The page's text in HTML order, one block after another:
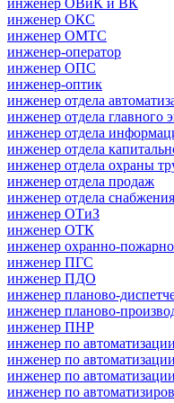
инженер ОКС
инженер ОМТС
инженер-оператор
инженер ОПС
инженер-оптик
инженер отдела
инженер отдела главного
инженер отдела
инженер отдела
инженер отдела охраны
инженер отдела продаж
инженер отдела снабжения
инженер ОТиЗ
инженер ОТК
инженер охранно-
инженер ПГС
инженер ПДО
инженер планово-
инженер планово-
инженер ПНР
инженер по автоматизации
инженер по
инженер по
инженер по